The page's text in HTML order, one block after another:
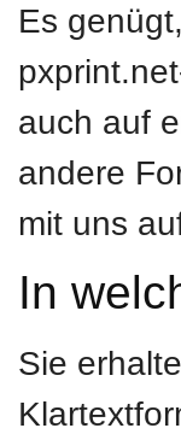
Es
auch auf
andere
mit uns
In
Sie